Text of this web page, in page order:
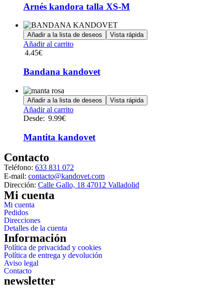
múltiples
variantes.
Las
opciones
se
pueden
la
producto
Arnés kandora talla XS-M
Añadir a la lista de deseos Vista rápida
Añadir al carrito
4.45€
Bandana kandovet
Añadir a la lista de deseos Vista rápida
Añadir al carritoEste
múltiples
variantes.
se
pueden
elegir
Desde: 9.99€
Mantita kandovet
Contacto
Teléfono: 633 831 072
E-mail: contacto@kandovet.com
Dirección: Calle Gallo, 18 47012 Valladolid
Mi cuenta
Mi cuenta
Pedidos
Direcciones
Detalles de la cuenta
Información
Política de privacidad y cookies
Política de entrega y devolución
Aviso legal
Contacto
newsletter